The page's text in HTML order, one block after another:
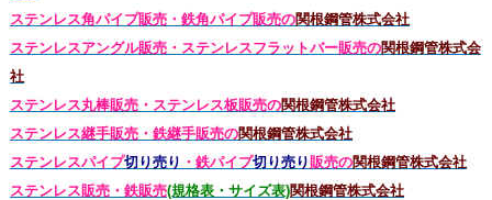
ステンレス角パイプ販売・鉄角パイプ販売の関根鋼管株式会社
ステンレスアングル販売・ ステンレスフラットバー販売の関根鋼管株式会
社
ステンレス丸棒販売・ ステンレス板販売の関根鋼管株式会社
ステンレス継手販売・鉄継手販売の関根鋼管株式会社
ステンレスパイプ切り売り ・鉄パイプ切り売り 販売の関根鋼管株式会社
ステンレス販売・鉄販売(規格表・サイズ表)関根鋼管株式会社